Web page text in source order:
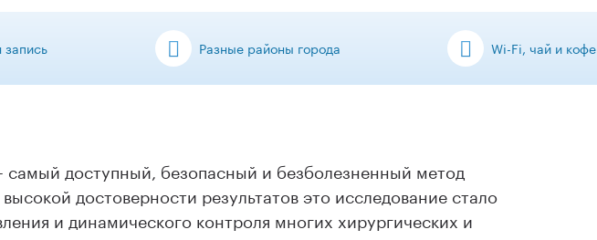
запись Разные районы города Wi-Fi, чай и кофе
доступный, безопасный и безболезненный метод
достоверности результатов это исследование стало
и динамического контроля многих хирургических и